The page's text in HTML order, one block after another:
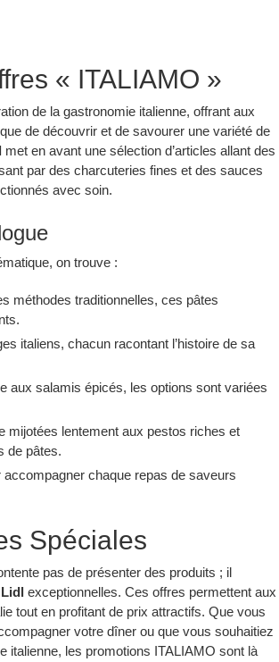
« ITALIAMO »
de la gastronomie italienne, offrant aux
de découvrir et de savourer une variété de
met en avant une sélection d’articles allant des
par des charcuteries fines et des sauces
avec soin.
on trouve :
méthodes traditionnelles, ces pâtes
italiens, chacun racontant l’histoire de sa
aux salamis épicés, les options sont variées
mijotées lentement aux pestos riches et
de pâtes.
chaque repas de saveurs
Spéciales
pas de présenter des produits ; il
exceptionnelles. Ces offres permettent aux
tout en profitant de prix attractifs. Que vous
votre dîner ou que vous souhaitiez
italienne, les promotions ITALIAMO sont là